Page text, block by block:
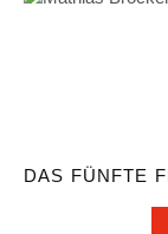
DAS FÜNFTE